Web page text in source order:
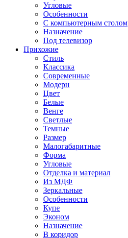
Угловые
Особенности
С компьютерным столом
Назначение
Под телевизор
Прихожие
Стиль
Классика
Современные
Модерн
Цвет
Белые
Венге
Светлые
Темные
Размер
Малогабаритные
Форма
Угловые
Отделка и материал
Из МДФ
Зеркальные
Особенности
Купе
Эконом
Назначение
В коридор